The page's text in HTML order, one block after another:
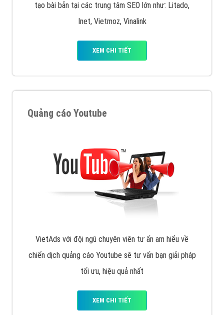
tạo bài bản tại các trung tâm SEO lớn như: Litado,
Inet, Vietmoz, Vinalink
XEM CHI TIẾT
Quảng cáo Youtube
VietAds với đội ngũ chuyên viên tư ấn am hiểu về
chiến dịch quảng cáo Youtube sẽ tư vấn bạn giải pháp
tối ưu, hiệu quả nhất
XEM CHI TIẾT